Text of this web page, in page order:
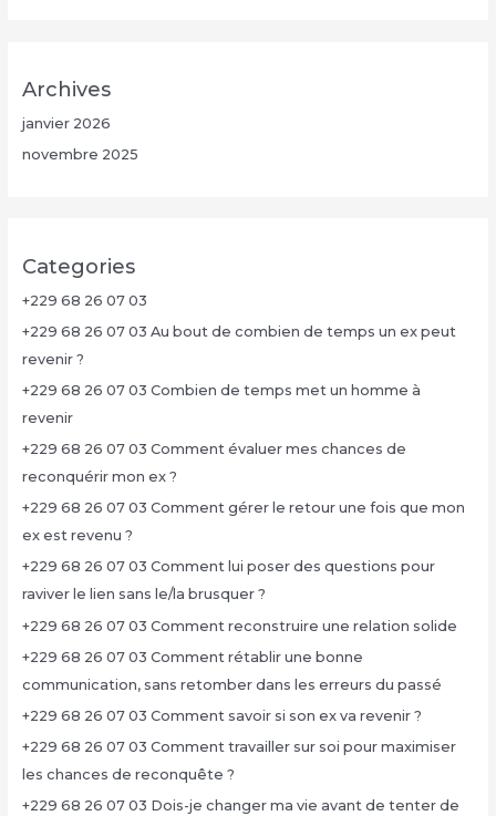
Archives
janvier 2026
novembre 2025
Categories
+229 68 26 07 03
+229 68 26 07 03 Au bout de combien de temps un ex peut
revenir ?
+229 68 26 07 03 Combien de temps met un homme à
revenir
+229 68 26 07 03 Comment évaluer mes chances de
reconquérir mon ex ?
+229 68 26 07 03 Comment gérer le retour une fois que mon
ex est revenu ?
+229 68 26 07 03 Comment lui poser des questions pour
raviver le lien sans le/la brusquer ?
+229 68 26 07 03 Comment reconstruire une relation solide
+229 68 26 07 03 Comment rétablir une bonne
communication, sans retomber dans les erreurs du passé
+229 68 26 07 03 Comment savoir si son ex va revenir ?
+229 68 26 07 03 Comment travailler sur soi pour maximiser
les chances de reconquête ?
+229 68 26 07 03 Dois-je changer ma vie avant de tenter de